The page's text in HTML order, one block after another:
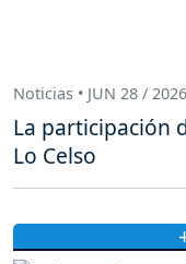
Noticias • JUN 28 / 2026
La participación
Lo Celso